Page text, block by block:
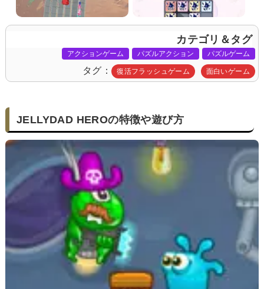
カテゴリ＆タグ
アクションゲーム パズルアクション パズルゲーム
タグ 復活フラッシュゲーム 面白いゲーム
JELLYDAD HEROの特徴や遊び方